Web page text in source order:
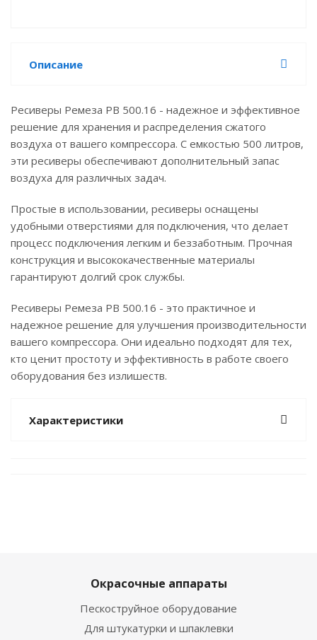
Описание
Ресиверы Ремеза РВ 500.16 - надежное и эффективное
решение для хранения и распределения сжатого
воздуха от вашего компрессора. С емкостью 500 литров,
эти ресиверы обеспечивают дополнительный запас
воздуха для различных задач.
Простые в использовании, ресиверы оснащены
удобными отверстиями для подключения, что делает
процесс подключения легким и беззаботным. Прочная
конструкция и высококачественные материалы
гарантируют долгий срок службы.
Ресиверы Ремеза РВ 500.16 - это практичное и
надежное решение для улучшения производительности
вашего компрессора. Они идеально подходят для тех,
кто ценит простоту и эффективность в работе своего
оборудования без излишеств.
Характеристики
Окрасочные аппараты
Пескоструйное оборудование
Для штукатурки и шпаклевки